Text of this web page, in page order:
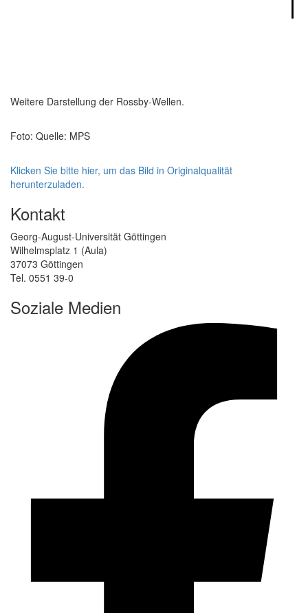
Weitere Darstellung der Rossby-Wellen.
Foto: Quelle: MPS
Klicken Sie bitte hier, um das Bild in Originalqualität
herunterzuladen.
Kontakt
Georg-August-Universität Göttingen
Wilhelmsplatz 1 (Aula)
37073 Göttingen
Tel. 0551 39-0
Soziale Medien